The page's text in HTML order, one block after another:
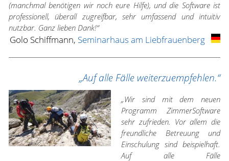
(manchmal benötigen wir noch eure Hilfe), und die Software ist
professionell, überall zugreifbar, sehr umfassend und intuitiv
nutzbar. Ganz lieben Dank!“
Golo Schiffmann, Seminarhaus am Liebfrauenberg
„Auf alle Fälle weiterzuempfehlen.“
„Wir sind mit dem neuen
Programm ZimmerSoftware
sehr zufrieden. Vor allem die
freundliche Betreuung und
Einschulung sind beispielhaft.
Auf alle Fälle